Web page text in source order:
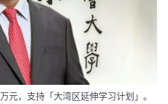
元，支持「大湾区延伸学习计划」。